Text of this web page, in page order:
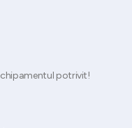
potrivit!